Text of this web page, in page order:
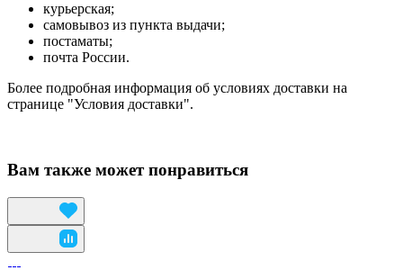
курьерская;
самовывоз из пункта выдачи;
постаматы;
почта России.
Более подробная информация об условиях доставки на
странице "Условия доставки".
Вам также может понравиться